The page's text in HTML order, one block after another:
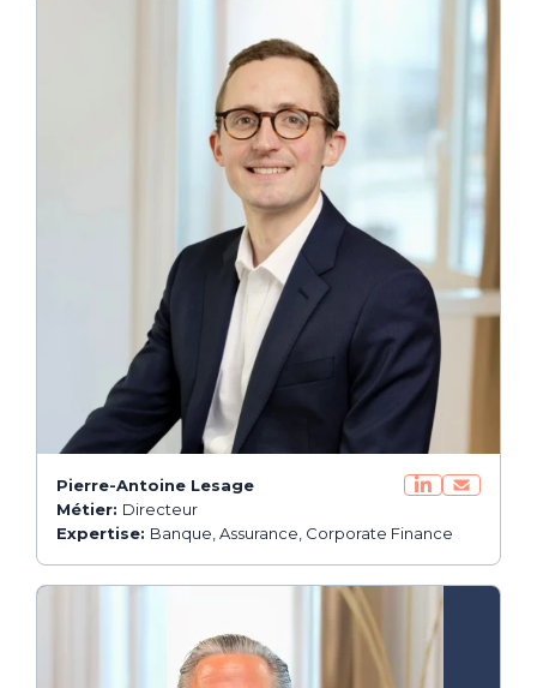
Pierre-Antoine Lesage
Métier: Directeur
Expertise: Banque, Assurance, Corporate Finance